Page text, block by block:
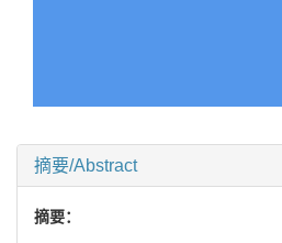
摘要/Abstract
摘要：